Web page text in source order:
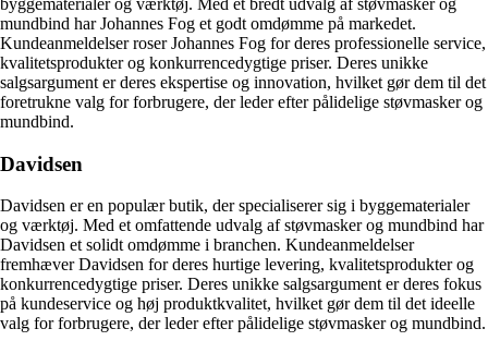
byggematerialer og værktøj. Med et bredt udvalg af støvmasker og
mundbind har Johannes Fog et godt omdømme på markedet.
Kundeanmeldelser roser Johannes Fog for deres professionelle service,
kvalitetsprodukter og konkurrencedygtige priser. Deres unikke
salgsargument er deres ekspertise og innovation, hvilket gør dem til det
foretrukne valg for forbrugere, der leder efter pålidelige støvmasker og
mundbind.
Davidsen
Davidsen er en populær butik, der specialiserer sig i byggematerialer
og værktøj. Med et omfattende udvalg af støvmasker og mundbind har
Davidsen et solidt omdømme i branchen. Kundeanmeldelser
fremhæver Davidsen for deres hurtige levering, kvalitetsprodukter og
konkurrencedygtige priser. Deres unikke salgsargument er deres fokus
på kundeservice og høj produktkvalitet, hvilket gør dem til det ideelle
valg for forbrugere, der leder efter pålidelige støvmasker og mundbind.